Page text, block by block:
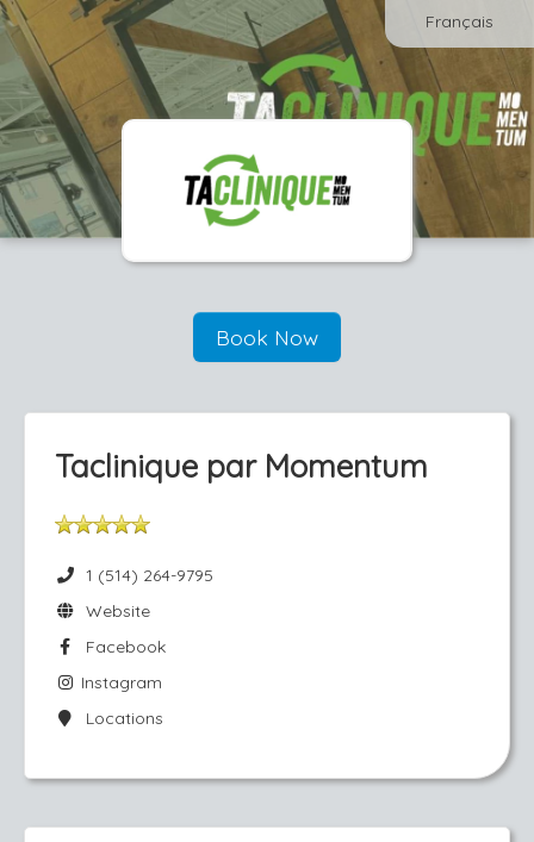
Français
Book Now
Taclinique par Momentum
1 (514) 264-9795
Website
Facebook
Instagram
Locations